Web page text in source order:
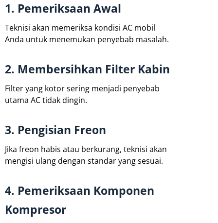
1. Pemeriksaan Awal
Teknisi akan memeriksa kondisi AC mobil
Anda untuk menemukan penyebab masalah.
2. Membersihkan Filter Kabin
Filter yang kotor sering menjadi penyebab
utama AC tidak dingin.
3. Pengisian Freon
Jika freon habis atau berkurang, teknisi akan
mengisi ulang dengan standar yang sesuai.
4. Pemeriksaan Komponen
Kompresor